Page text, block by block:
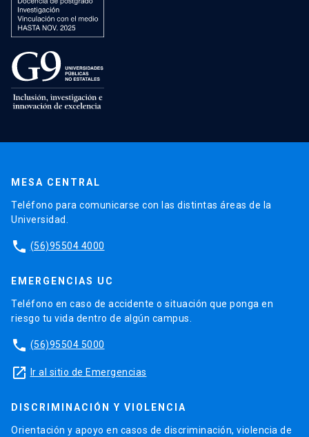
MESA CENTRAL
Teléfono para comunicarse con las distintas áreas de la
Universidad.
phone (56)95504 4000
EMERGENCIAS UC
Teléfono en caso de accidente o situación que ponga en
riesgo tu vida dentro de algún campus.
phone (56)95504 5000
launch Ir al sitio de Emergencias
DISCRIMINACIÓN Y VIOLENCIA
Orientación y apoyo en casos de discriminación, violencia de